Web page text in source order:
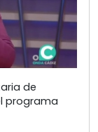
de
programa